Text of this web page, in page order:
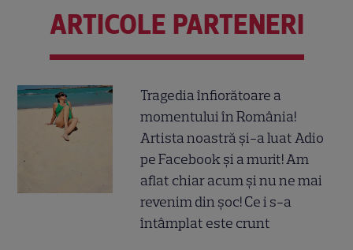
ARTICOLE PARTENERI
Tragedia înfiorătoare a
momentului în România!
Artista noastră și-a luat Adio
pe Facebook și a murit! Am
aflat chiar acum și nu ne mai
revenim din șoc! Ce i s-a
întâmplat este crunt